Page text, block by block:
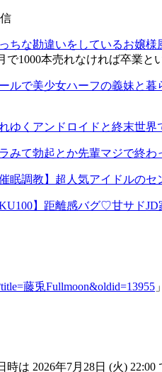
ちな勘違いをしているお嬢
で1000本売れなければ卒業と
ルで美少⼥ハーフの義妹と
ゆくアンドロイドと終末世界
みて勃起とか先輩マジで終わ
催眠調教】超人気アイドルの
KU100】距離感バグ♡甘サド
藤兎Fullmoon&oldid=13955
は 2026年7月28日 (火) 22:00